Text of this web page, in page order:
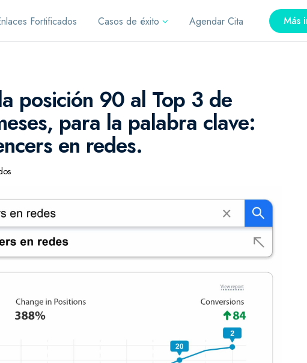
Fortificados Casos de éxito Agendar Cita Más
posición 90 al Top 3 de
para la palabra clave:
en redes.